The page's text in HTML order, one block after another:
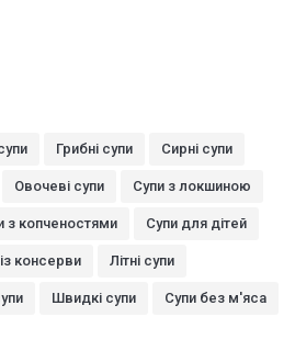
Грибні супи Сирні супи
Овочеві супи Супи з локшиною
з копченостями Супи для дітей
консерви Літні супи
Швидкі супи Супи без м'яса